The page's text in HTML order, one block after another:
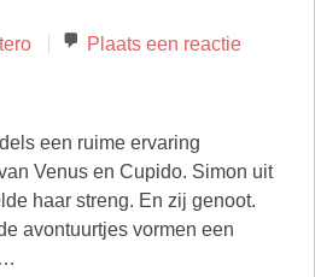
Plaats een reactie
een ruime ervaring
Venus en Cupido. Simon uit
haar streng. En zij genoot.
avontuurtjes vormen een